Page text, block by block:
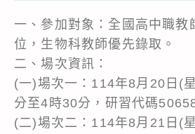
一、參加對象：全國高中職教
位，生物科教師優先錄取。
二、場次資訊：
(一)場次一：114年8月20日(
分至4時30分，研習代碼
(二)場次二：114年8月21日(